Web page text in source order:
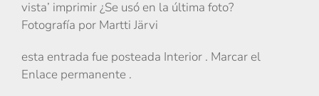
vista’ imprimir ¿Se usó en la última foto?
Fotografía por Martti Järvi
esta entrada fue posteada Interior . Marcar el
Enlace permanente .